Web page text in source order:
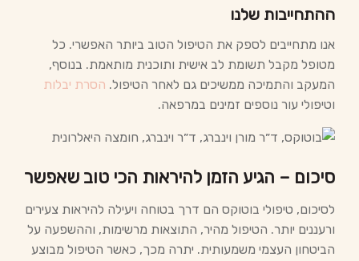
ההתחייבות שלנו
אנו מתחייבים לספק את הטיפול הטוב ביותר האפשרי. כל
מטופל מקבל תשומת לב אישית ותוכנית מותאמת. בנוסף,
המעקב והתמיכה ממשיכים גם לאחר הטיפול. הסרת יבלות
וטיפולי עור נוספים זמינים במרפאה.
סיכום – הגיע הזמן להיראות הכי טוב שאפשר
לסיכום, טיפולי בוטוקס הם דרך בטוחה ויעילה להיראות צעירים
ורעננים יותר. הטיפול מהיר, התוצאות מרשימות, וההשפעה על
הביטחון העצמי משמעותית. יתרה מכך, כאשר הטיפול מבוצע